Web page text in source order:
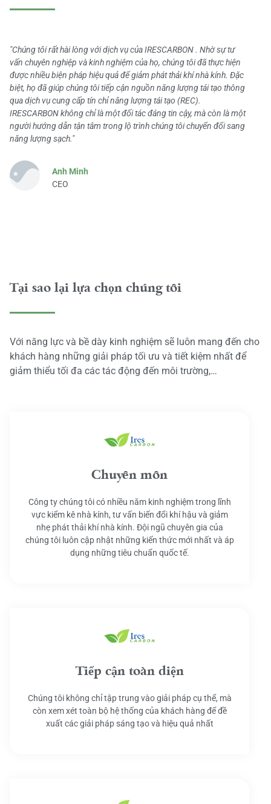
"Chúng tôi rất hài lòng với dịch vụ của IRESCARBON . Nhờ sự tư
vấn chuyên nghiệp và kinh nghiệm của họ, chúng tôi đã thực hiện
được nhiều biện pháp hiệu quả để giảm phát thải khí nhà kính. Đặc
biệt, họ đã giúp chúng tôi tiếp cận nguồn năng lượng tái tạo thông
qua dịch vụ cung cấp tín chỉ năng lượng tái tạo (REC).
IRESCARBON không chỉ là một đối tác đáng tin cậy, mà còn là một
người hướng dẫn tận tâm trong lộ trình chúng tôi chuyển đổi sang
năng lượng sạch."
Anh Minh
CEO
Tại sao lại lựa chọn chúng tôi
Với năng lực và bề dày kinh nghiệm sẽ luôn mang đến cho
khách hàng những giải pháp tối ưu và tiết kiệm nhất để
giảm thiểu tối đa các tác động đến môi trường,…
Chuyên môn
Công ty chúng tôi có nhiều năm kinh nghiệm trong lĩnh
vực kiểm kê nhà kính, tư vấn biến đổi khí hậu và giảm
nhẹ phát thải khí nhà kính. Đội ngũ chuyên gia của
chúng tôi luôn cập nhật những kiến thức mới nhất và áp
dụng những tiêu chuẩn quốc tế.
Tiếp cận toàn diện
Chúng tôi không chỉ tập trung vào giải pháp cụ thể, mà
còn xem xét toàn bộ hệ thống của khách hàng để đề
xuất các giải pháp sáng tạo và hiệu quả nhất